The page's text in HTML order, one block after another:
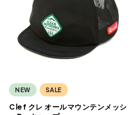
NEW SALE
Clef クレ オールマウンテンメッシ